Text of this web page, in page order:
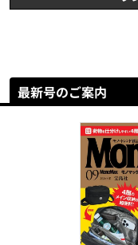
最新号のご案内